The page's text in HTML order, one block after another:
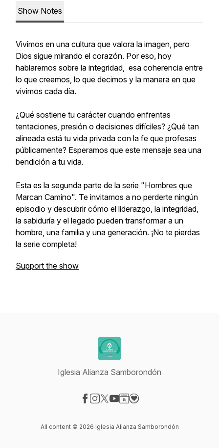
Show Notes
Vivimos en una cultura que valora la imagen, pero
Dios sigue mirando el corazón. Por eso, hoy
hablaremos sobre la integridad, esa coherencia entre
lo que creemos, lo que decimos y la manera en que
vivimos cada día.
¿Qué sostiene tu carácter cuando enfrentas
tentaciones, presión o decisiones difíciles? ¿Qué tan
alineada está tu vida privada con la fe que profesas
públicamente? Esperamos que este mensaje sea una
bendición a tu vida.
Esta es la segunda parte de la serie "Hombres que
Marcan Camino". Te invitamos a no perderte ningún
episodio y descubrir cómo el liderazgo, la integridad,
la sabiduría y el legado pueden transformar a un
hombre, una familia y una generación. ¡No te pierdas
la serie completa!
Support the show
Iglesia Alianza Samborondón
All content © 2026 Iglesia Alianza Samborondón